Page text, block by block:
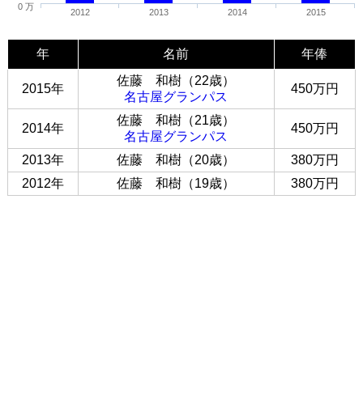
2012 2013 2014 2015
0 万
年 名前 年俸
2015年
佐藤 和樹（22歳）
名古屋グランパス
450万円
2014年
佐藤 和樹（21歳）
名古屋グランパス
450万円
2013年 佐藤 和樹（20歳）
380万円
2012年
佐藤 和樹（19歳） 380万円